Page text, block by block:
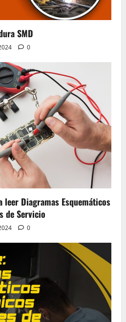
SMD
0
leer Diagramas Esquemáticos
de Servicio
0